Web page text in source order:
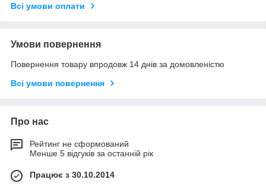
Всі умови оплати
Умови повернення
Повернення товару впродовж 14 днів за домовленістю
Всі умови повернення
Про нас
Рейтинг не сформований
Менше 5 відгуків за останній рік
Працює з 30.10.2014